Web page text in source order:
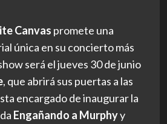
Canvas promete una
única en su concierto más
será el jueves 30 de junio
, que abrirá sus puertas a las
encargado de inaugurar la
Engañando a Murphyy